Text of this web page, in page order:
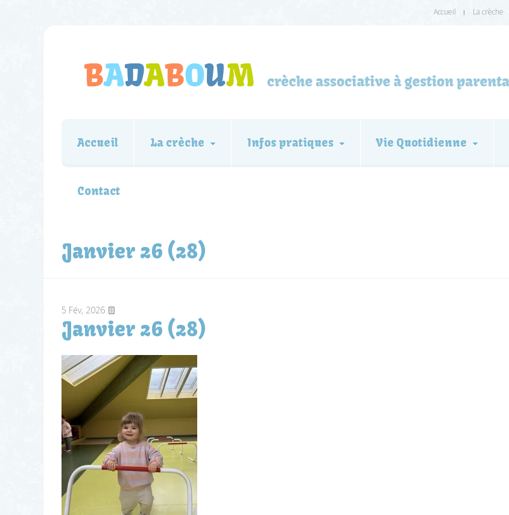
Accueil La crèche
Accueil La crèche Infos pratiques Vie Quotidienne
Contact
Janvier 26 (28)
5 Fév, 2026
Janvier 26 (28)